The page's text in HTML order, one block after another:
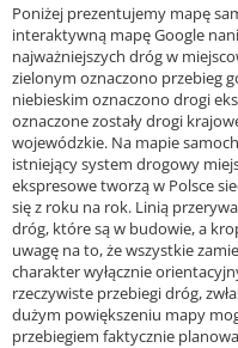
Poniżej prezentujemy mapę
interaktywną mapę Google
najważniejszych dróg w
zielonym oznaczono przebieg
niebieskim oznaczono drogi
oznaczone zostały drogi
wojewódzkie. Na mapie
istniejący system drogowy
ekspresowe tworzą w Polsce
się z roku na rok. Linią
dróg, które są w budowie, a
uwagę na to, że wszystkie
charakter wyłącznie
rzeczywiste przebiegi dróg,
dużym powiększeniu mapy
przebiegiem faktycznie